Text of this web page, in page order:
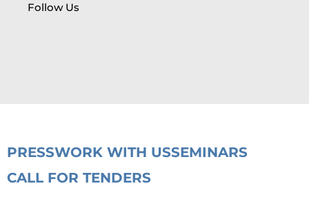
Follow Us
PRESSWORK WITH USSEMINARS
CALL FOR TENDERS